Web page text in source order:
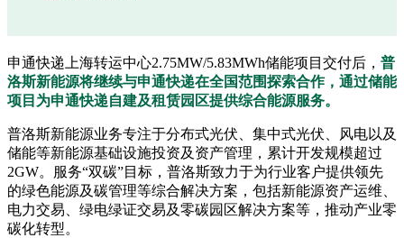
申通快递上海转运中心2.75MW/5.83MWh储能项目交付后， 普
洛斯新能源将继续与申通快递在全国范围探索合作，通过储能
项目为申通快递自建及租赁园区提供综合能源服务。
普洛斯新能源业务专注于分布式光伏、集中式光伏、风电以及
储能等新能源基础设施投资及资产管理，累计开发规模超过
2GW。服务“双碳”目标，普洛斯致力于为行业客户提供领先
的绿色能源及碳管理等综合解决方案，包括新能源资产运维、
电力交易、绿电绿证交易及零碳园区解决方案等，推动产业零
碳化转型。